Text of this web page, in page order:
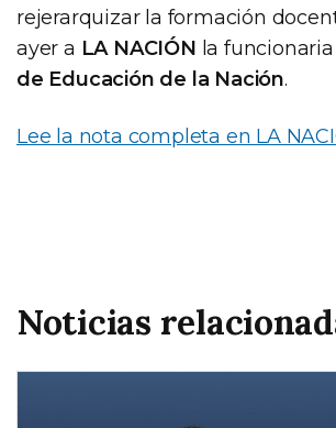
rejerarquizar la formación
ayer a LA NACIÓN la
de Educación de la Nación.
Lee la nota completa en LA
Noticias